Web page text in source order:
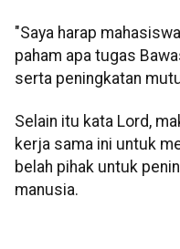
"Saya harap
paham apa tugas
serta peningkatan
Selain itu kata Lord,
kerja sama ini untuk
belah pihak untuk
manusia.